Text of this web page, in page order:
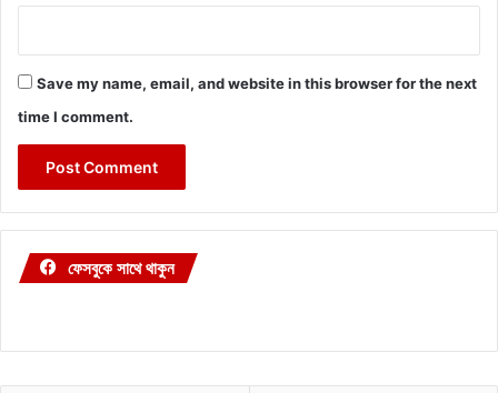
Save my name, email, and website in this browser for the next
time I comment.
ফেসবুকে সাথে থাকুন